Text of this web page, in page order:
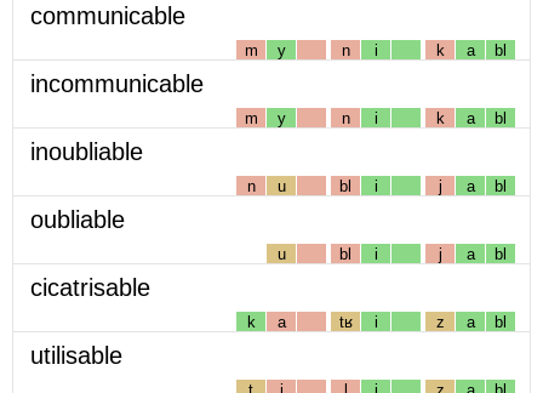
communicable
m y n i k a bl
incommunicable
m y n i k a bl
inoubliable
n u bl i j a bl
oubliable
u bl i j a bl
cicatrisable
k a tʁ i z a bl
utilisable